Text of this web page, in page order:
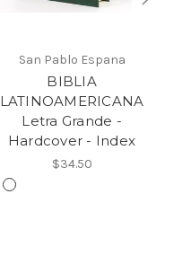
San Pablo Espana
BIBLIA
LATINOAMERICANA
Letra Grande -
Hardcover - Index
$34.50